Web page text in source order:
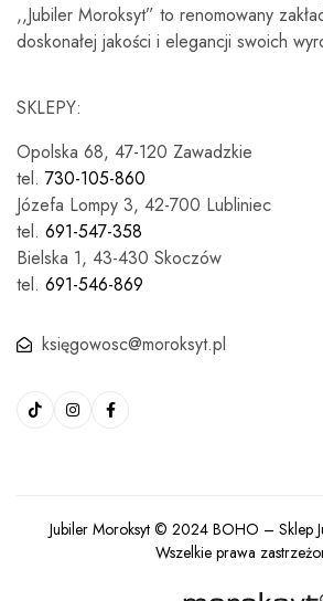
,,Jubiler Moroksyt” to renomowany
doskonałej jakości i elegancji swoich
SKLEPY:
Opolska 68, 47-120 Zawadzkie
tel. 730-105-860
Józefa Lompy 3, 42-700 Lubliniec
tel. 691-547-358
Bielska 1, 43-430 Skoczów
tel. 691-546-869
księgowosc@moroksyt.pl
Jubiler Moroksyt © 2024 BOHO – Sklep
Wszelkie prawa